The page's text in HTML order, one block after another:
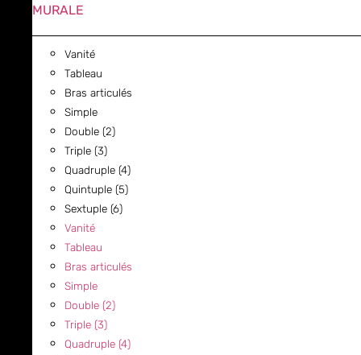
MURALE
Vanité
Tableau
Bras articulés
Simple
Double (2)
Triple (3)
Quadruple (4)
Quintuple (5)
Sextuple (6)
Vanité
Tableau
Bras articulés
Simple
Double (2)
Triple (3)
Quadruple (4)